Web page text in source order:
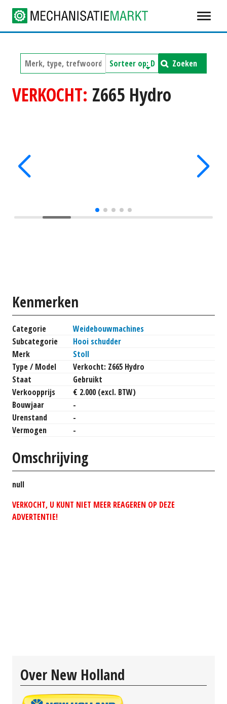
Zoeken
VERKOCHT: Z665 Hydro
Kenmerken
Categorie
Weidebouwmachines
Subcategorie
Hooi schudder
Merk
Stoll
Type / Model
Verkocht: Z665 Hydro
Staat
Gebruikt
Verkoopprijs
€ 2.000 (excl. BTW)
Bouwjaar
-
Urenstand
-
Vermogen
-
Omschrijving
null
VERKOCHT, U KUNT NIET MEER REAGEREN OP DEZE
ADVERTENTIE!
Over New Holland